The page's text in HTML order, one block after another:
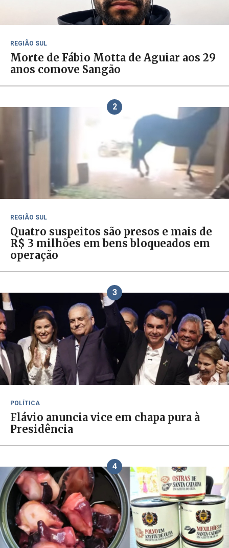
REGIÃO SUL
Morte de Fábio Motta de Aguiar aos 29
anos comove Sangão
2
REGIÃO SUL
Quatro suspeitos são presos e mais de
R$ 3 milhões em bens bloqueados em
operação
3
POLÍTICA
Flávio anuncia vice em chapa pura à
Presidência
4